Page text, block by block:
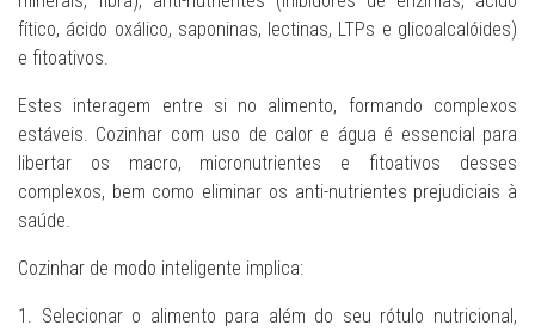
fítico, ácido oxálico, saponinas, lectinas, LTPs e glicoalcalóides)
e fitoativos.
Estes interagem entre si no alimento, formando complexos
estáveis. Cozinhar com uso de calor e água é essencial para
libertar os macro, micronutrientes e fitoativos desses
complexos, bem como eliminar os anti-nutrientes prejudiciais à
saúde.
Cozinhar de modo inteligente implica:
1. Selecionar o alimento para além do seu rótulo nutricional,